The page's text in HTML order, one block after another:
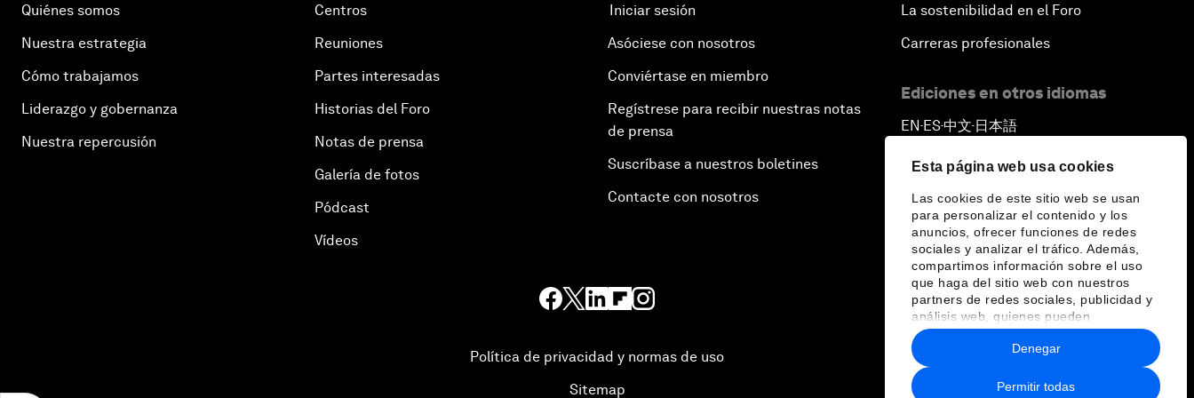
Esta página web usa cookies
Las cookies de este sitio web se usan
para personalizar el contenido y los
anuncios, ofrecer funciones de redes
sociales y analizar el tráfico. Además,
compartimos información sobre el uso
que haga del sitio web con nuestros
partners de redes sociales, publicidad y
análisis web, quienes pueden
combinarla con otra información que les
haya proporcionado o que hayan
recopilado a partir del uso que haya
hecho de sus servicios.
Permitir todas
Denegar
Quiénes somos
Nuestra estrategia
Cómo trabajamos
Liderazgo y gobernanza
Nuestra repercusión
Centros
Reuniones
Partes interesadas
Historias del Foro
Notas de prensa
Galería de fotos
Pódcast
Vídeos
Iniciar sesión
Asóciese con nosotros
Conviértase en miembro
Regístrese para recibir nuestras notas
de prensa
Suscríbase a nuestros boletines
Contacte con nosotros
La sostenibilidad en el Foro
Carreras profesionales
Ediciones en otros idiomas
EN ▪ ES▪中文▪ 日本語
Política de privacidad y normas de uso
Sitemap